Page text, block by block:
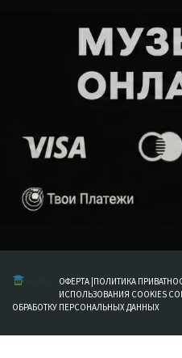
ОФЕРТА |ПОЛИТИКА
ИСПОЛЬЗОВАНИЯ COOKIES
ОБРАБОТКУ ПЕРСОНАЛЬНЫХ ДАННЫХ